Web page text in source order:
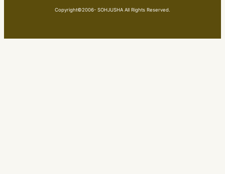
Copyright©2006- SOHJUSHA All Rights Reserved.